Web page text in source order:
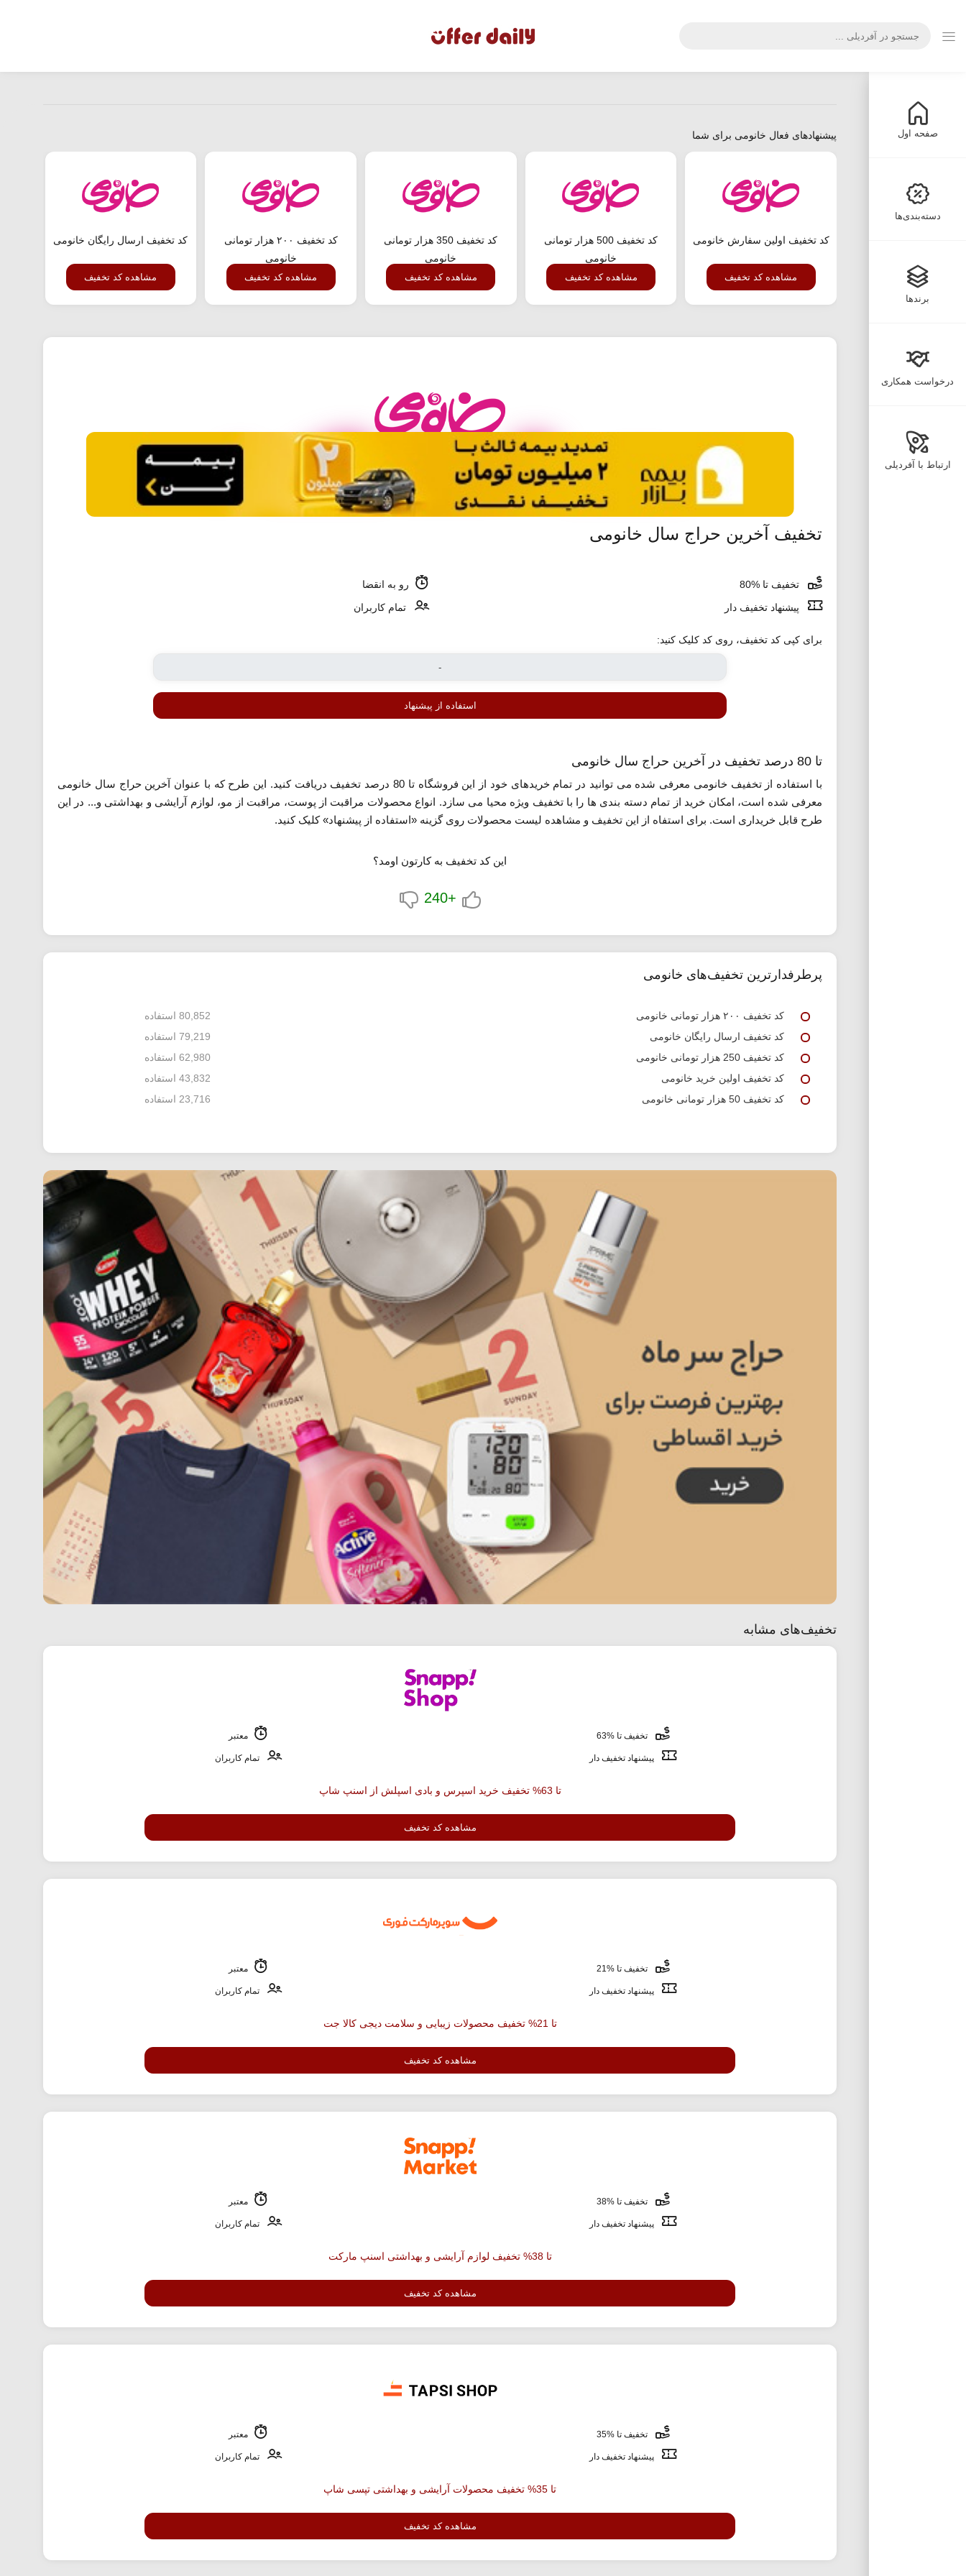
صفحه اول
دسته‌بندی‌ها
برندها
درخواست همکاری
ارتباط با آفردیلی
پیشنهادهای فعال خانومی برای شما
کد تخفیف اولین سفارش خانومی
مشاهده کد تخفیف
کد تخفیف 500 هزار تومانی
خانومی
مشاهده کد تخفیف
کد تخفیف 350 هزار تومانی
خانومی
مشاهده کد تخفیف
کد تخفیف ۲۰۰ هزار تومانی
خانومی
مشاهده کد تخفیف
کد تخفیف ارسال رایگان خانومی
مشاهده کد تخفیف
تخفیف آخرین حراج سال خانومی
تخفیف تا %80
رو به انقضا
پیشنهاد تخفیف دار
تمام کاربران
برای کپی کد تخفیف، روی کد کلیک کنید:
استفاده از پیشنهاد
تا 80 درصد تخفیف در آخرین حراج سال خانومی
با استفاده از تخفیف خانومی معرفی شده می توانید در تمام خریدهای خود از این فروشگاه تا 80 درصد تخفیف دریافت کنید. این طرح که با عنوان آخرین حراج سال خانومی
معرفی شده است، امکان خرید از تمام دسته بندی ها را با تخفیف ویژه محیا می سازد. انواع محصولات مراقبت از پوست، مراقبت از مو، لوازم آرایشی و بهداشتی و... در این
طرح قابل خریداری است. برای استفاه از این تخفیف و مشاهده لیست محصولات روی گزینه «استفاده از پیشنهاد» کلیک کنید.
این کد تخفیف به کارتون اومد؟
+240
پرطرفدارترین تخفیف‌های خانومی
کد تخفیف ۲۰۰ هزار تومانی خانومی
80,852 استفاده
کد تخفیف ارسال رایگان خانومی
79,219 استفاده
کد تخفیف 250 هزار تومانی خانومی
62,980 استفاده
کد تخفیف اولین خرید خانومی
43,832 استفاده
کد تخفیف 50 هزار تومانی خانومی
23,716 استفاده
تخفیف‌های مشابه
تخفیف تا %63 معتبر
پیشنهاد تخفیف دار تمام کاربران
تا 63% تخفیف خرید اسپرس و بادی اسپلش از اسنپ شاپ
مشاهده کد تخفیف
تخفیف تا %21 معتبر
پیشنهاد تخفیف دار تمام کاربران
تا 21% تخفیف محصولات زیبایی و سلامت دیجی کالا جت
مشاهده کد تخفیف
تخفیف تا %38 معتبر
پیشنهاد تخفیف دار تمام کاربران
تا 38% تخفیف لوازم آرایشی و بهداشتی اسنپ مارکت
مشاهده کد تخفیف
تخفیف تا %35 معتبر
پیشنهاد تخفیف دار تمام کاربران
تا 35% تخفیف محصولات آرایشی و بهداشتی تپسی شاپ
مشاهده کد تخفیف